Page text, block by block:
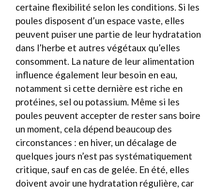
certaine flexibilité selon les conditions. Si les
poules disposent d’un espace vaste, elles
peuvent puiser une partie de leur hydratation
dans l’herbe et autres végétaux qu’elles
consomment. La nature de leur alimentation
influence également leur besoin en eau,
notamment si cette dernière est riche en
protéines, sel ou potassium. Même si les
poules peuvent accepter de rester sans boire
un moment, cela dépend beaucoup des
circonstances : en hiver, un décalage de
quelques jours n’est pas systématiquement
critique, sauf en cas de gelée. En été, elles
doivent avoir une hydratation régulière, car